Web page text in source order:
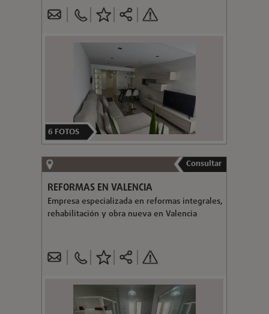
6 FOTOS
Consultar
REFORMAS EN VALENCIA
Empresa especializada en reformas integrales,
rehabilitación y obra nueva en Valencia